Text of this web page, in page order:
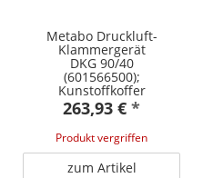
Metabo Druckluft-
Klammergerät
DKG 90/40
(601566500);
Kunstoffkoffer
263,93 € *
Produkt vergriffen
zum Artikel